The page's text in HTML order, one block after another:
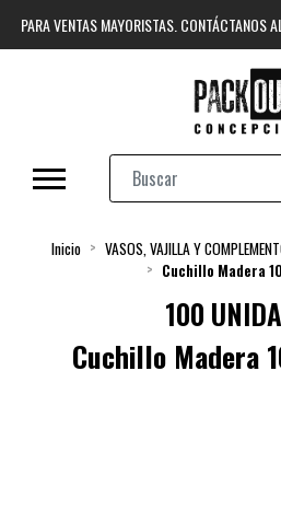
PARA VENTAS MAYORISTAS. CONTÁCTANOS
Inicio VASOS, VAJILLA Y
Cuchillo Madera
100
Cuchillo Madera